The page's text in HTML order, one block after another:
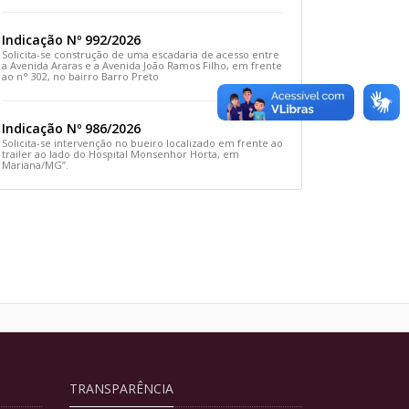
Indicação Nº 992/2026
Solicita-se construção de uma escadaria de acesso entre
a Avenida Araras e a Avenida João Ramos Filho, em frente
ao n° 302, no bairro Barro Preto
Indicação Nº 986/2026
Solicita-se intervenção no bueiro localizado em frente ao
trailer ao lado do Hospital Monsenhor Horta, em
Mariana/MG”.
TRANSPARÊNCIA